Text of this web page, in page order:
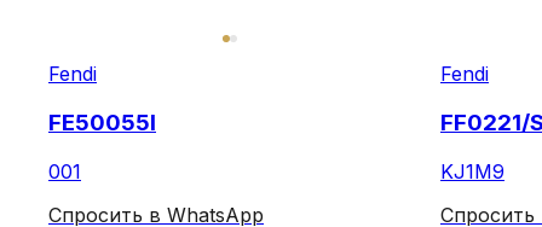
Fendi
FE50055I
001
Спросить в WhatsApp
Fendi
FF0221/
KJ1M9
Спросить